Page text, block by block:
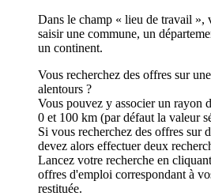
Dans le champ « lieu de travail »,
saisir une commune, un
un continent.
Vous recherchez des offres sur
alentours ?
Vous pouvez y associer un rayon
0 et 100 km (par défaut la valeur
Si vous recherchez des offres sur
devez alors effectuer deux
Lancez votre recherche en
offres d'emploi correspondant à
restituée.